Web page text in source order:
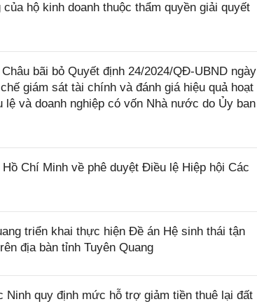
hộ kinh doanh thuộc thẩm quyền giải quyết
bãi bỏ Quyết định 24/2024/QĐ-UBND ngày
giám sát tài chính và đánh giá hiệu quả hoạt
và doanh nghiệp có vốn Nhà nước do Ủy ban
Chí Minh về phê duyệt Điều lệ Hiệp hội Các
triển khai thực hiện Đề án Hệ sinh thái tận
địa bàn tỉnh Tuyên Quang
Ninh quy định mức hỗ trợ giảm tiền thuê lại đất